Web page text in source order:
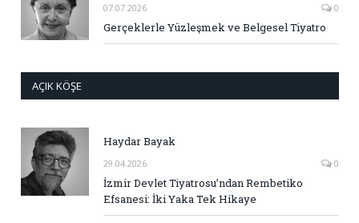
07.07.2026 0
Gerçeklerle Yüzleşmek ve Belgesel Tiyatro
AÇIK KÖŞE
Haydar Bayak
29.04.2026 0
İzmir Devlet Tiyatrosu’ndan Rembetiko
Efsanesi: İki Yaka Tek Hikaye